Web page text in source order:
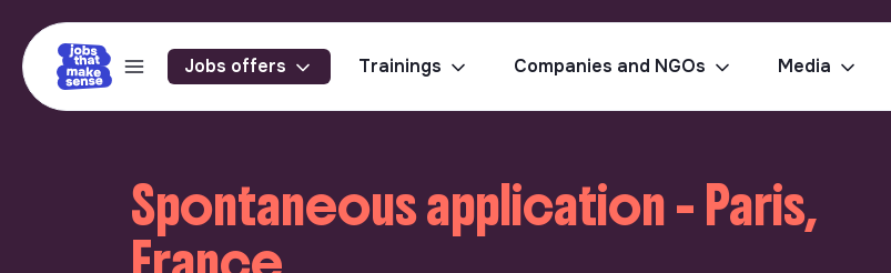
Jobs offers Trainings Companies and NGOs Media
Spontaneous application - Paris,